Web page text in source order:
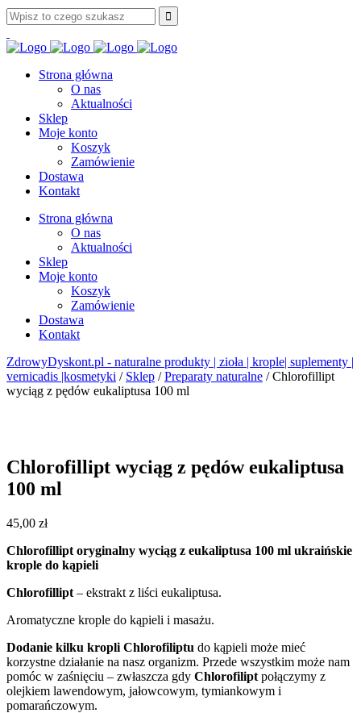
Strona główna
O nas
Aktualności
Sklep
Moje konto
Koszyk
Zamówienie
Dostawa
Kontakt
Strona główna
O nas
Aktualności
Sklep
Moje konto
Koszyk
Zamówienie
Dostawa
Kontakt
ZdrowyDyskont.pl - naturalne produkty | zioła | krople| suplementy |
vernicadis |kosmetyki / Sklep /Preparaty naturalne /Chlorofillipt
wyciąg z pędów eukaliptusa 100 ml
Chlorofillipt wyciąg z pędów eukaliptusa
100 ml
45,00 zł
Chlorofillipt oryginalny wyciąg z eukaliptusa 100 ml ukraińskie
krople do kąpieli
Chlorofillipt – ekstrakt z liści eukaliptusa.
Aromatyczne krople do kąpieli i masażu.
Dodanie kilku kropli Chlorofiliptu do kąpieli może mieć
korzystne działanie na nasz organizm. Przede wszystkim może nam
pomóc w zaśnięciu – zwłaszcza gdy Chlorofilipt połączymy z
olejkiem lawendowym, jałowcowym, tymiankowym i
pomarańczowym.